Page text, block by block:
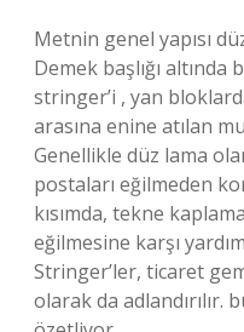
Metnin genel yapısı
Demek başlığı altında
stringer’i , yan
arasına enine atılan
Genellikle düz lama
postaları eğilmeden
kısımda, tekne
eğilmesine karşı
Stringer’ler, ticaret
olarak da adlandırılır.